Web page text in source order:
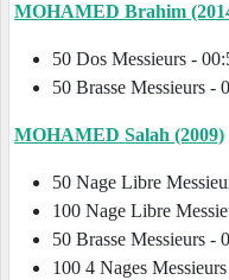
MOHAMED Brahim
50 Dos Messieurs -
50 Brasse
MOHAMED Salah (2009)
50 Nage Libre
100 Nage Libre
50 Brasse
100 4 Nages